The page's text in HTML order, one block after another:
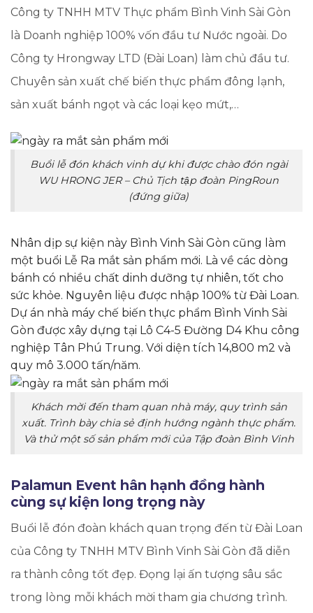
Công ty TNHH MTV Thực phẩm Bình Vinh Sài Gòn
là Doanh nghiệp 100% vốn đầu tư Nước ngoài. Do
Công ty Hrongway LTD (Đài Loan) làm chủ đầu tư.
Chuyên sản xuất chế biến thực phẩm đông lạnh,
sản xuất bánh ngọt và các loại kẹo mứt,…
Buổi lễ đón khách vinh dự khi được chào đón ngài
WU HRONG JER – Chủ Tịch tập đoàn PingRoun
(đứng giữa)
Nhân dịp sự kiện này Bình Vinh Sài Gòn cũng làm
một buổi Lễ Ra mắt sản phẩm mới. Là về các dòng
bánh có nhiều chất dinh dưỡng tự nhiên, tốt cho
sức khỏe. Nguyên liệu được nhập 100% từ Đài Loan.
Dự án nhà máy chế biến thực phẩm Bình Vinh Sài
Gòn được xây dựng tại Lô C4-5 Đường D4 Khu công
nghiệp Tân Phú Trung. Với diện tích 14,800 m2 và
quy mô 3.000 tấn/năm.
Khách mời đến tham quan nhà máy, quy trình sản
xuất. Trình bày chia sẻ định hướng ngành thực phẩm.
Và thử một số sản phẩm mới của Tập đoàn Bình Vinh
Palamun Event hân hạnh đồng hành
cùng sự kiện long trọng này
Buổi lễ đón đoàn khách quan trọng đến từ Đài Loan
của Công ty TNHH MTV Bình Vinh Sài Gòn đã diễn
ra thành công tốt đẹp. Đọng lại ấn tượng sâu sắc
trong lòng mỗi khách mời tham gia chương trình.